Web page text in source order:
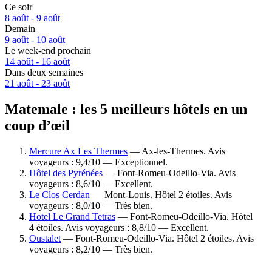
Ce soir
8 août - 9 août
Demain
9 août - 10 août
Le week-end prochain
14 août - 16 août
Dans deux semaines
21 août - 23 août
Matemale : les 5 meilleurs hôtels en un
coup d’œil
Mercure Ax Les Thermes — Ax-les-Thermes. Avis
voyageurs : 9,4/10 — Exceptionnel.
Hôtel des Pyrénées — Font-Romeu-Odeillo-Via. Avis
voyageurs : 8,6/10 — Excellent.
Le Clos Cerdan — Mont-Louis. Hôtel 2 étoiles. Avis
voyageurs : 8,0/10 — Très bien.
Hotel Le Grand Tetras — Font-Romeu-Odeillo-Via. Hôtel
4 étoiles. Avis voyageurs : 8,8/10 — Excellent.
Oustalet — Font-Romeu-Odeillo-Via. Hôtel 2 étoiles. Avis
voyageurs : 8,2/10 — Très bien.